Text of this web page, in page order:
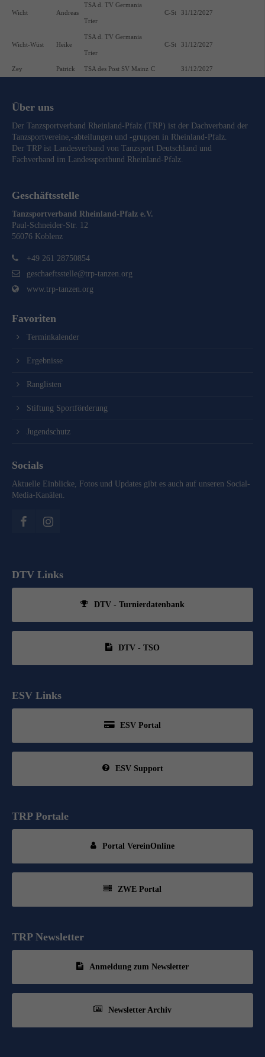
Wicht Andreas
TSA d. TV Germania
Trier
C-St 31/12/2027
Wicht-Wüst Heike
TSA d. TV Germania
Trier
C-St 31/12/2027
Zey Patrick TSA des Post SV Mainz C 31/12/2027
Über uns
Der Tanzsportverband Rheinland-Pfalz (TRP) ist der Dachverband der
Tanzsportvereine,-abteilungen und -gruppen in Rheinland-Pfalz.
Der TRP ist Landesverband von Tanzsport Deutschland und
Fachverband im Landessportbund Rheinland-Pfalz
Geschäftsstelle
Tanzsportverband Rheinland-Pfalz e.V.
Paul-Schneider-Str. 12
56076 Koblenz
+49 261 28750854
geschaeftsstelle@trp-tanzen.org
www.trp-tanzen.org
Favoriten
Terminkalender
Ergebnisse
Ranglisten
Stiftung Sportförderung
Jugendschutz
Socials
Aktuelle Einblicke, Fotos und Updates gibt es auch auf unseren Social-
Media-Kanälen.
DTV Links
DTV - Turnierdatenbank
DTV - TSO
ESV Links
ESV Portal
ESV Support
TRP Portale
Portal VereinOnline
ZWE Portal
TRP Newsletter
Anmeldung zum Newsletter
Newsletter Archiv